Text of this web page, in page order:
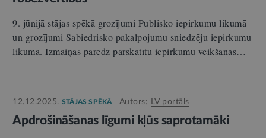
9. jūnijā stājas spēkā grozījumi Publisko iepirkumu likumā
un grozījumi Sabiedrisko pakalpojumu sniedzēju iepirkumu
likumā. Izmaiņas paredz pārskatītu iepirkumu veikšanas…
12.12.2025. STĀJAS SPĒKĀ Autors: LV portāls
Apdrošināšanas līgumi kļūs saprotamāki